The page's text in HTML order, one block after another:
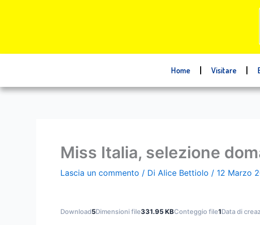
Home Visitare
Miss Italia, selezione
Lascia un commento / Di Alice Bettiolo / 12 Marzo
Download5Dimensioni file331.95 KBConteggio file1Data di